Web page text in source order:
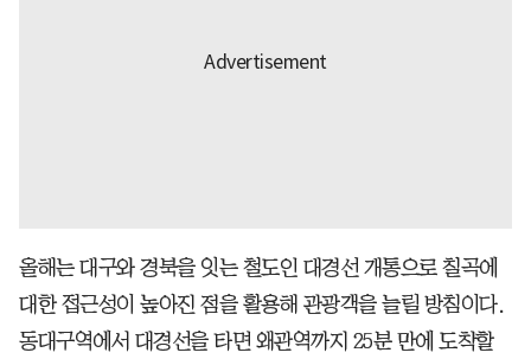
올해는 대구와 경북을 잇는 철도인 대경선 개통으로 칠곡에
대한 접근성이 높아진 점을 활용해 관광객을 늘릴 방침이다.
동대구역에서 대경선을 타면 왜관역까지 25분 만에 도착할